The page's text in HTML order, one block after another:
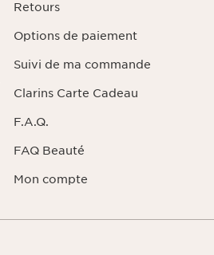
Retours
Options de paiement
Suivi de ma commande
Clarins Carte Cadeau
F.A.Q.
FAQ Beauté
Mon compte